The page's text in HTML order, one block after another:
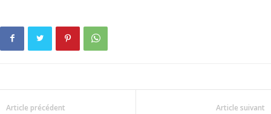
Article précédent Article suivant